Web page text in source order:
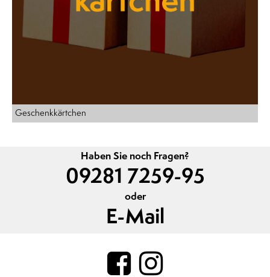
Geschenkkärtchen
Haben Sie noch Fragen?
09281 7259-95
oder
E-Mail